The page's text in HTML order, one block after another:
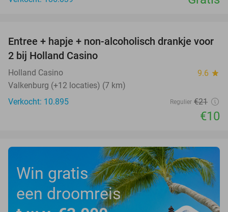
52%
Entree + hapje + non-alcoholisch drankje voor
2 bij Holland Casino
Holland Casino 9.6 star
Valkenburg (+12 locaties) (7 km)
Verkocht: 10.895
Regulier €21
€10
Win gratis
een droomreis